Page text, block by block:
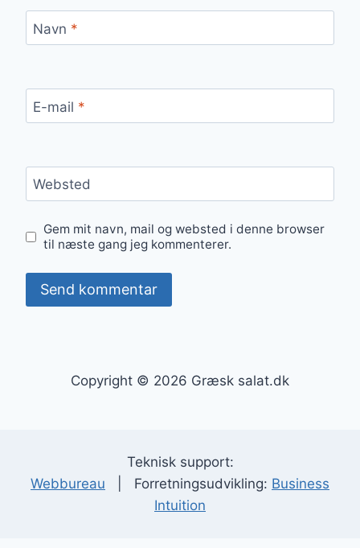
Navn *
E-mail *
Websted
Gem mit navn, mail og websted i denne browser
til næste gang jeg kommenterer.
Copyright © 2026 Græsk salat.dk
Teknisk support:
Webbureau | Forretningsudvikling: Business
Intuition